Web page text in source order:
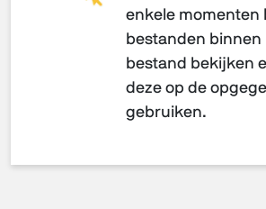
enkele momenten
bestanden binnen
bestand bekijken
deze op de
gebruiken.